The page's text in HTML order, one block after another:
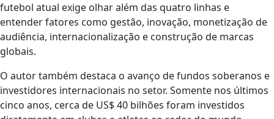
futebol atual exige olhar além das quatro linhas e
entender fatores como gestão, inovação, monetização de
audiência, internacionalização e construção de marcas
globais.
O autor também destaca o avanço de fundos soberanos e
investidores internacionais no setor. Somente nos últimos
cinco anos, cerca de US$ 40 bilhões foram investidos